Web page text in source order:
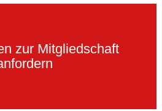
zur Mitgliedschaft